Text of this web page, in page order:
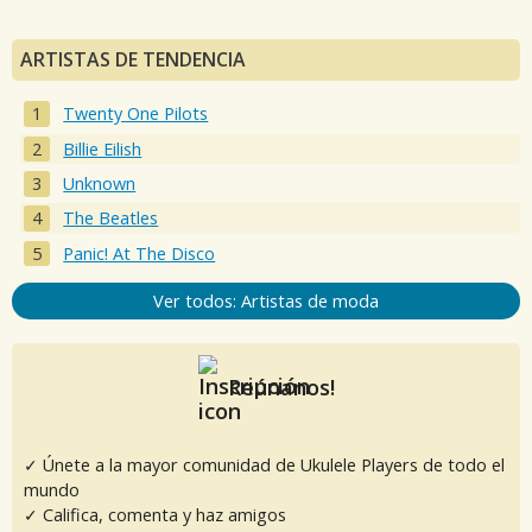
ARTISTAS DE TENDENCIA
Twenty One Pilots
Billie Eilish
Unknown
The Beatles
Panic! At The Disco
Ver todos: Artistas de moda
Reúnanos!
✓ Únete a la mayor comunidad de Ukulele Players de todo el
mundo
✓ Califica, comenta y haz amigos